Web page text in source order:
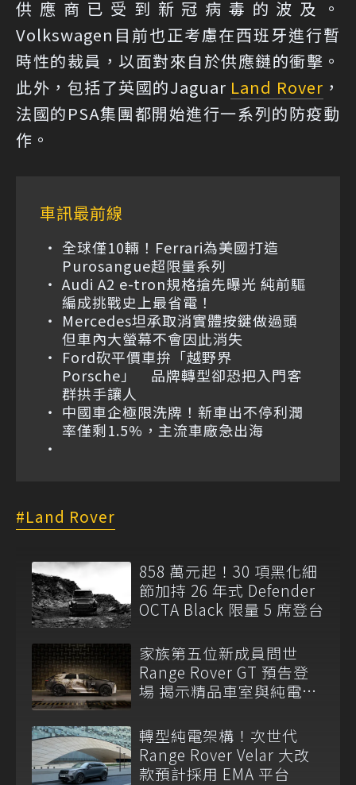
供應商已受到新冠病毒的波及。
Volkswagen目前也正考慮在西班牙進行暫
時性的裁員，以面對來自於供應鏈的衝擊。
此外，包括了英國的Jaguar Land Rover ，
法國的PSA集團都開始進行一系列的防疫動
作。
車訊最前線
全球僅10輛！Ferrari為美國打造
Purosangue超限量系列
Audi A2 e-tron規格搶先曝光 純前驅
編成挑戰史上最省電！
Mercedes坦承取消實體按鍵做過頭
但車內大螢幕不會因此消失
Ford砍平價車拚「越野界
Porsche」 品牌轉型卻恐把入門客
群拱手讓人
中國車企極限洗牌！新車出不停利潤
率僅剩1.5%，主流車廠急出海
Land Rover
858 萬元起！30 項黑化細
節加持 26 年式 Defender
OCTA Black 限量 5 席登台
家族第五位新成員問世
Range Rover GT 預告登
場 揭示精品車室與純電
轉型純電架構！次世代
Range Rover Velar 大改
款預計採用 EMA 平台